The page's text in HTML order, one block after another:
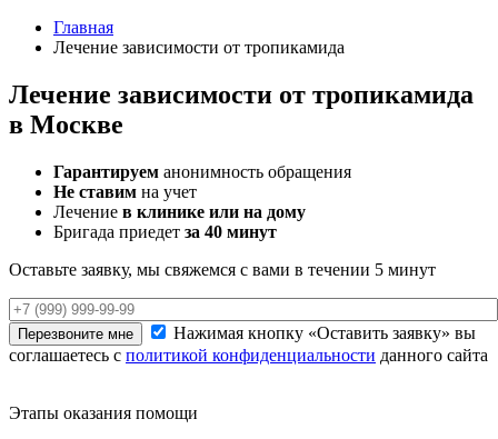
Главная
Лечение зависимости от тропикамида
Лечение зависимости от тропикамида
в Москве
Гарантируем анонимность обращения
Не ставим на учет
Лечение в клинике или на дому
Бригада приедет за 40 минут
Оставьте заявку, мы свяжемся с вами в течении 5 минут
Перезвоните мне
Нажимая кнопку «Оставить заявку» вы
соглашаетесь с политикой конфиденциальности данного сайта
Этапы оказания помощи